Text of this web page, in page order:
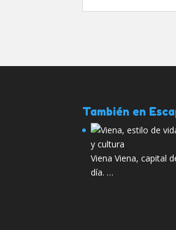
También en
Viena Viena, capital
día. …